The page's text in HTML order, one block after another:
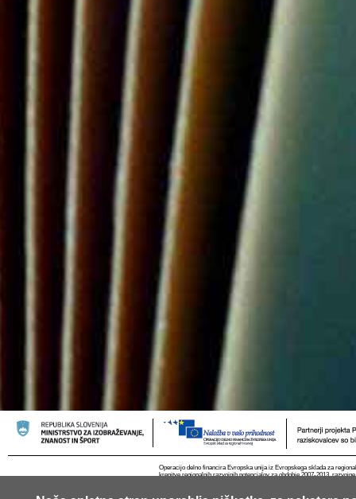
Operacijo delno financira Evropska unija iz Evropskega sklada za
krepitve regionalnih razvojnih potencialov za obdobje 2007-2013,